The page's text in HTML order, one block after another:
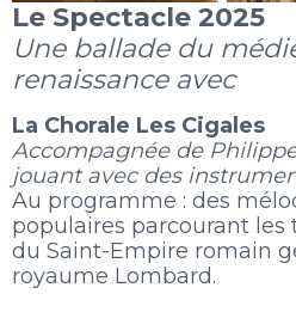
Le Spectacle 2025
Une ballade du
renaissance avec
La Chorale Les Cigales
Accompagnée de
jouant avec des
Au programme : des
populaires parcourant les
du Saint-Empire romain
royaume Lombard.